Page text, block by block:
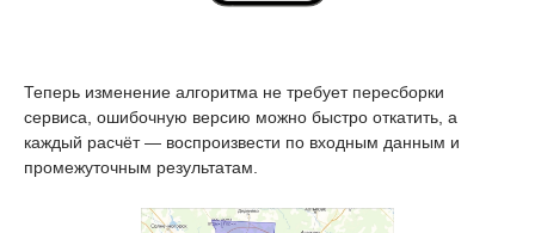
Теперь изменение алгоритма не требует пересборки
сервиса, ошибочную версию можно быстро откатить, а
каждый расчёт — воспроизвести по входным данным и
промежуточным результатам.